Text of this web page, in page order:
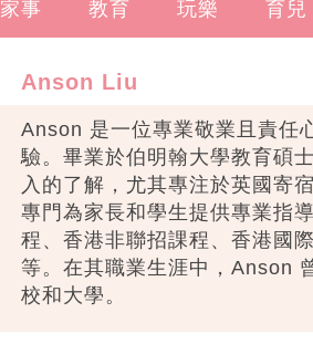
家事 教育 玩樂 育兒
Anson Liu
Anson 是一位專業敬業且責任
驗。畢業於伯明翰大學教育碩
入的了解，尤其專注於英國寄
專門為家長和學生提供專業指
程、香港非聯招課程、香港國
等。在其職業生涯中，Anson
校和大學。